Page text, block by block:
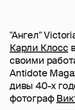
"Ангел"
Карли Клосс
своими
Antidote
дивы 40-х
фотограф